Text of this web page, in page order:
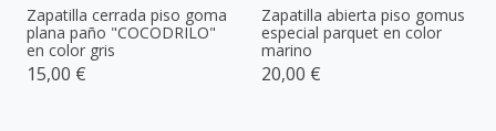
Zapatilla cerrada piso goma
plana paño "COCODRILO"
en color gris
15,00 €
Zapatilla abierta piso gomus
especial parquet en color
marino
20,00 €